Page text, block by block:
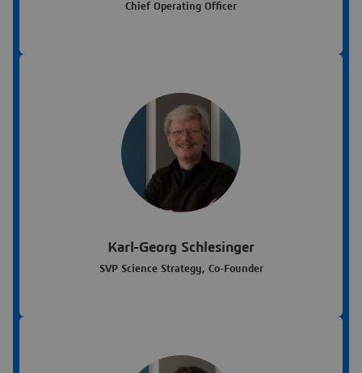
Chief Operating Officer
Karl-Georg Schlesinger
SVP Science Strategy, Co-Founder